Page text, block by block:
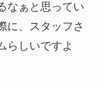
なぁと思ってい
に、スタッフさ
らしいですよ